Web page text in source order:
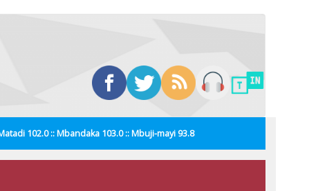
102.0 :: Mbandaka 103.0 :: Mbuji-mayi 93.8